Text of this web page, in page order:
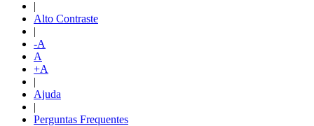
|
Alto Contraste
|
-A
A
+A
|
Ajuda
|
Perguntas Frequentes